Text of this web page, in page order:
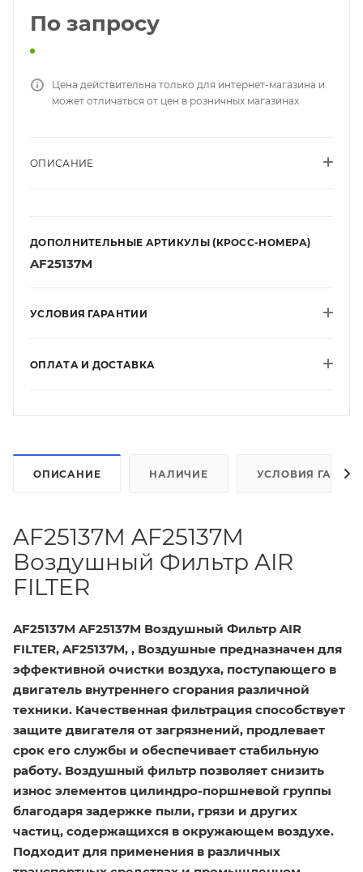
По запросу
Цена действительна только для интернет-магазина и
может отличаться от цен в розничных магазинах
ОПИСАНИЕ
ДОПОЛНИТЕЛЬНЫЕ АРТИКУЛЫ (КРОСС-НОМЕРА)
AF25137M
УСЛОВИЯ ГАРАНТИИ
ОПЛАТА И ДОСТАВКА
ОПИСАНИЕ НАЛИЧИЕ УСЛОВИЯ
AF25137M AF25137M
Воздушный Фильтр AIR
FILTER
AF25137M AF25137M Воздушный Фильтр AIR
FILTER, AF25137M, , Воздушные предназначен для
эффективной очистки воздуха, поступающего в
двигатель внутреннего сгорания различной
техники. Качественная фильтрация способствует
защите двигателя от загрязнений, продлевает
срок его службы и обеспечивает стабильную
работу. Воздушный фильтр позволяет снизить
износ элементов цилиндро-поршневой группы
благодаря задержке пыли, грязи и других
частиц, содержащихся в окружающем воздухе.
Подходит для применения в различных